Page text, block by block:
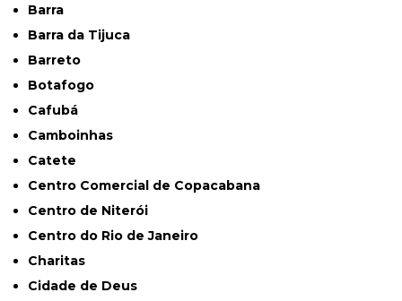
Barra
Barra da Tijuca
Barreto
Botafogo
Cafubá
Camboinhas
Catete
Centro Comercial de Copacabana
Centro de Niterói
Centro do Rio de Janeiro
Charitas
Cidade de Deus